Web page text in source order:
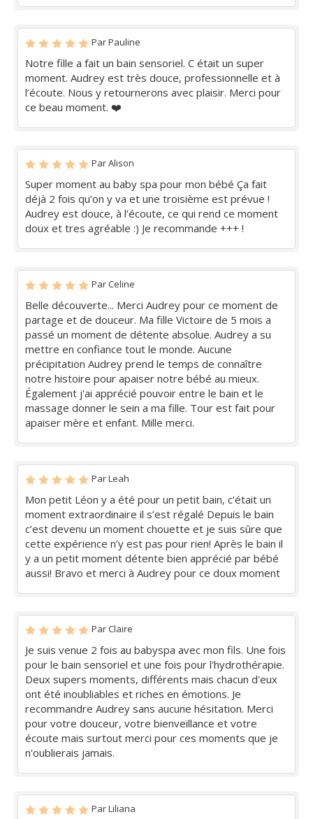
Par Pauline
Notre fille a fait un bain sensoriel. C était un super
moment. Audrey est très douce, professionnelle et à
l’écoute. Nous y retournerons avec plaisir. Merci pour
ce beau moment. ❤️
Par Alison
Super moment au baby spa pour mon bébé Ça fait
déjà 2 fois qu’on y va et une troisième est prévue !
Audrey est douce, à l’écoute, ce qui rend ce moment
doux et tres agréable :) Je recommande +++ !
Par Celine
Belle découverte... Merci Audrey pour ce moment de
partage et de douceur. Ma fille Victoire de 5 mois a
passé un moment de détente absolue. Audrey a su
mettre en confiance tout le monde. Aucune
précipitation Audrey prend le temps de connaître
notre histoire pour apaiser notre bébé au mieux.
Également j'ai apprécié pouvoir entre le bain et le
massage donner le sein a ma fille. Tour est fait pour
apaiser mère et enfant. Mille merci.
Par Leah
Mon petit Léon y a été pour un petit bain, c’était un
moment extraordinaire il s’est régalé Depuis le bain
c’est devenu un moment chouette et je suis sûre que
cette expérience n’y est pas pour rien! Après le bain il
y a un petit moment détente bien apprécié par bébé
aussi! Bravo et merci à Audrey pour ce doux moment
Par Claire
Je suis venue 2 fois au babyspa avec mon fils. Une fois
pour le bain sensoriel et une fois pour l'hydrothérapie.
Deux supers moments, différents mais chacun d'eux
ont été inoubliables et riches en émotions. Je
recommandre Audrey sans aucune hésitation. Merci
pour votre douceur, votre bienveillance et votre
écoute mais surtout merci pour ces moments que je
n'oublierais jamais.
Par Liliana